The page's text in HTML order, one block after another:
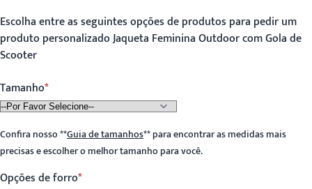
Escolha entre as seguintes opções de produtos para pedir um
produto personalizado Jaqueta Feminina Outdoor com Gola de
Scooter
Tamanho
Confira nosso**Guia de tamanhos**para encontrar as medidas mais
precisas e escolher o melhor tamanho para você.
Opções de forro